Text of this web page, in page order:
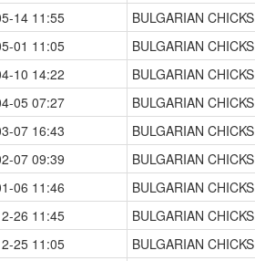
14 11:55
BULGARIAN CHICKS
01 11:05
BULGARIAN CHICKS
10 14:22
BULGARIAN CHICKS
05 07:27
BULGARIAN CHICKS
07 16:43
BULGARIAN CHICKS
07 09:39
BULGARIAN CHICKS
06 11:46
BULGARIAN CHICKS
26 11:45
BULGARIAN CHICKS
25 11:05
BULGARIAN CHICKS